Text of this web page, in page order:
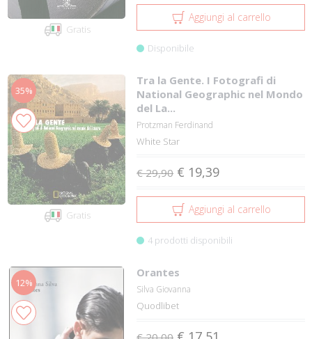
Gratis
Aggiungi al carrello
Disponibile
35%
Gratis
Tra la Gente. I Fotografi di
National Geographic nel Mondo
del La...
Protzman Ferdinand
White Star
€ 29,90 € 19,39
Aggiungi al carrello
4 prodotti disponibili
12%
Orantes
Silva Giovanna
Quodlibet